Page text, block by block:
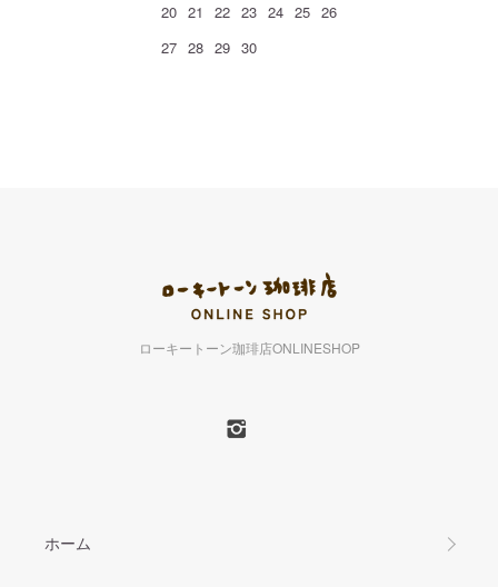
20 21 22 23 24 25 26
27 28 29 30
ローキートーン珈琲店ONLINESHOP
ホーム